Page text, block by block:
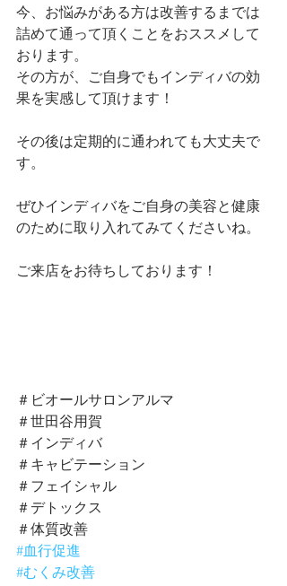
今、お悩みがある方は改善するまでは
詰めて通って頂くことをおススメして
おります。
その方が、ご自身でもインディバの効
果を実感して頂けます！
その後は定期的に通われても大丈夫で
す。
ぜひインディバをご自身の美容と健康
のために取り入れてみてくださいね。
ご来店をお待ちしております！
＃ビオールサロンアルマ
＃世田谷用賀
＃インディバ
＃キャビテーション
＃フェイシャル
＃デトックス
＃体質改善
#血行促進
#むくみ改善